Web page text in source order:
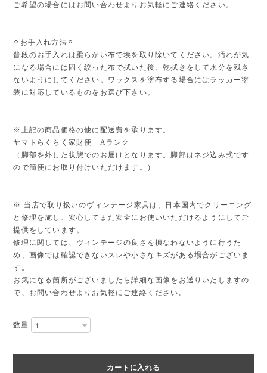
ご希望の場合にはお問い合わせよりお気軽にご連絡ください。
⚪︎お手入れ方法⚪︎
普段のお手入れは柔らかい布で埃を取り除いてください。汚れが気
になる場合には固く絞った布で拭いた後、乾拭きをして水分を残さ
ないようにしてください。ワックスを塗布する場合にはラッカー塗
装に対応しているものをお選び下さい。
※上記の商品価格の他に配送費を承ります。
ヤマトらくらく家財便 Aランク
（脚部を外した状態でのお届けとなります。脚部はネジ込み式です
ので簡便にお取り付けいただけます。）
※ 当店で取り扱いのヴィンテージ家具は、日本国内でクリーニング
と修理を施し、安心してまた安全にお使いいただけるようにしてご
提供をしています。
修理に関しては、ヴィンテージの良さを損なわないように行うた
め、画像では確認できないスレや小さなキズがある場合がございま
す。
お気になる箇所がございましたら詳細な画像をお送りいたしますの
で、お問い合わせよりお気軽にご連絡ください。
数量